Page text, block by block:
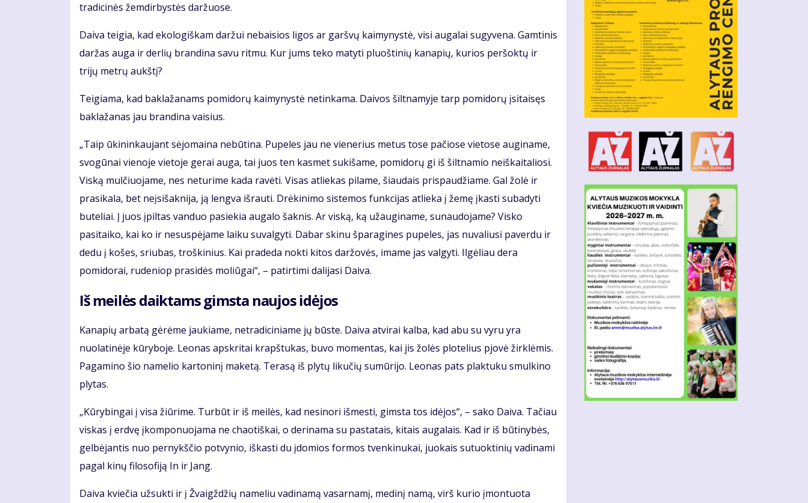
tradicinės žemdirbystės daržuose.
Daiva teigia, kad ekologiškam daržui nebaisios ligos ar garšvų kaimynystė, visi augalai sugyvena. Gamtinis
daržas auga ir derlių brandina savu ritmu. Kur jums teko matyti pluoštinių kanapių, kurios peršoktų ir
trijų metrų aukštį?
Teigiama, kad baklažanams pomidorų kaimynystė netinkama. Daivos šiltnamyje tarp pomidorų įsitaisęs
baklažanas jau brandina vaisius.
„Taip ūkininkaujant sėjomaina nebūtina. Pupeles jau ne vienerius metus tose pačiose vietose auginame,
svogūnai vienoje vietoje gerai auga, tai juos ten kasmet sukišame, pomidorų gi iš šiltnamio neiškaitaliosi.
Viską mulčiuojame, nes neturime kada ravėti. Visas atliekas pilame, šiaudais prispaudžiame. Gal žolė ir
prasikala, bet neįsišaknija, ją lengva išrauti. Drėkinimo sistemos funkcijas atlieka į žemę įkasti subadyti
buteliai. Į juos įpiltas vanduo pasiekia augalo šaknis. Ar viską, ką užauginame, sunaudojame? Visko
pasitaiko, kai ko ir nesuspėjame laiku suvalgyti. Dabar skinu šparagines pupeles, jas nuvaliusi paverdu ir
dedu į košes, sriubas, troškinius. Kai pradeda nokti kitos daržovės, imame jas valgyti. Ilgėliau dera
pomidorai, rudeniop prasidės moliūgai“, – patirtimi dalijasi Daiva.
Iš meilės daiktams gimsta naujos idėjos
Kanapių arbatą gėrėme jaukiame, netradiciniame jų būste. Daiva atvirai kalba, kad abu su vyru yra
nuolatinėje kūryboje. Leonas apskritai krapštukas, buvo momentas, kai jis žolės plotelius pjovė žirklėmis.
Pagamino šio namelio kartoninį maketą. Terasą iš plytų likučių sumūrijo. Leonas pats plaktuku smulkino
plytas.
„Kūrybingai į visa žiūrime. Turbūt ir iš meilės, kad nesinori išmesti, gimsta tos idėjos“, – sako Daiva. Tačiau
viskas į erdvę įkomponuojama ne chaotiškai, o derinama su pastatais, kitais augalais. Kad ir iš būtinybės,
gelbėjantis nuo pernykščio potvynio, iškasti du įdomios formos tvenkinukai, juokais sutuoktinių vadinami
pagal kinų filosofiją In ir Jang.
Daiva kviečia užsukti ir į Žvaigždžių nameliu vadinamą vasarnamį, medinį namą, virš kurio įmontuota